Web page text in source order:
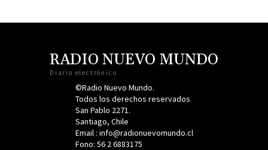
RADIO NUEVO MUNDO
Diario electrónico
©Radio Nuevo Mundo.
Todos los derechos reservados
San Pablo 2271.
Santiago, Chile
Email : info@radionuevomundo.cl
Fono: 56 2 6883175